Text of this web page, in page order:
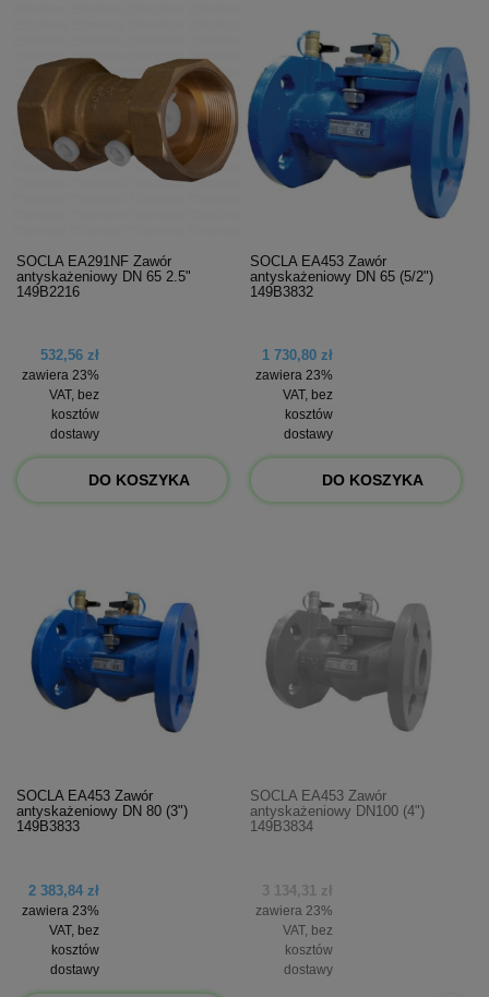
SOCLA EA291NF Zawór
antyskażeniowy DN 65 2.5"
149B2216
532,56 zł
zawiera 23%
VAT, bez
kosztów
dostawy
DO KOSZYKA
SOCLA EA453 Zawór
antyskażeniowy DN 65 (5/2")
149B3832
1 730,80 zł
zawiera 23%
VAT, bez
kosztów
dostawy
DO KOSZYKA
SOCLA EA453 Zawór
antyskażeniowy DN 80 (3")
149B3833
2 383,84 zł
zawiera 23%
VAT, bez
kosztów
dostawy
SOCLA EA453 Zawór
antyskażeniowy DN100 (4")
149B3834
3 134,31 zł
zawiera 23%
VAT, bez
kosztów
dostawy